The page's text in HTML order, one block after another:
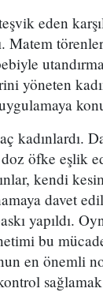
eden
Matem
yöneten
kadınlardı.
doz öfke eşlik
kendi
davet
yapıldı.
bu
en önemli